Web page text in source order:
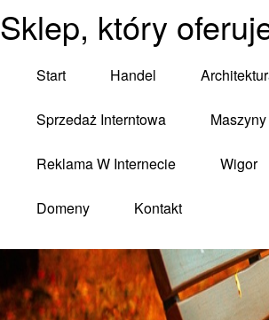
Sklep, który
Start Handel
Sprzedaż Interntowa
Reklama W Internecie Wigor
Domeny Kontakt